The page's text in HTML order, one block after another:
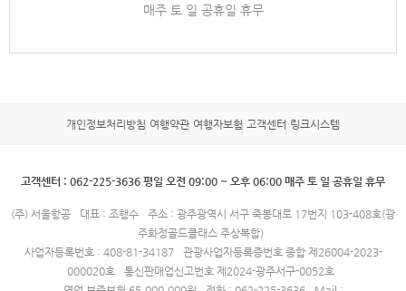
매주 토 일 공휴일 휴무
개인정보처리방침 여행약관 여행자보험 고객센터 링크시스템
고객센터 : 062-225-3636 평일 오전 09:00 ~ 오후 06:00 매주 토 일 공휴일 휴무
(주) 서울항공 대표 : 조행수
주소 : 광주광역시 서구 죽봉대로 17번지 103-408호(광
주화정골드클래스 주상복합)
사업자등록번호 : 408-81-34187
관광사업자등록증번호 종합 제26004-2023-
000020호
통신판매업신고번호 제2024-광주서구-0052호